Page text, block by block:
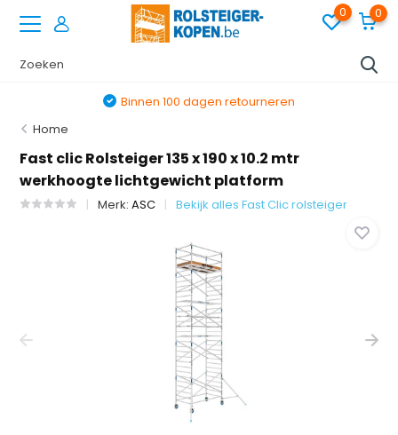
0 0
Binnen 100 dagen retourneren
Home
Fast clic Rolsteiger 135 x 190 x 10.2 mtr
werkhoogte lichtgewicht platform
Merk:ASC Bekijk alles Fast Clic rolsteiger